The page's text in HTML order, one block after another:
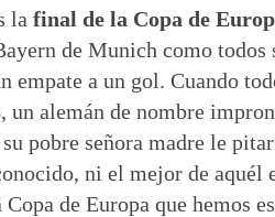
la final de la Copa de
de Munich como
a un gol. Cuando
, un alemán de nombre
pobre señora madre le
ni el mejor de aquél
de Europa que hemos